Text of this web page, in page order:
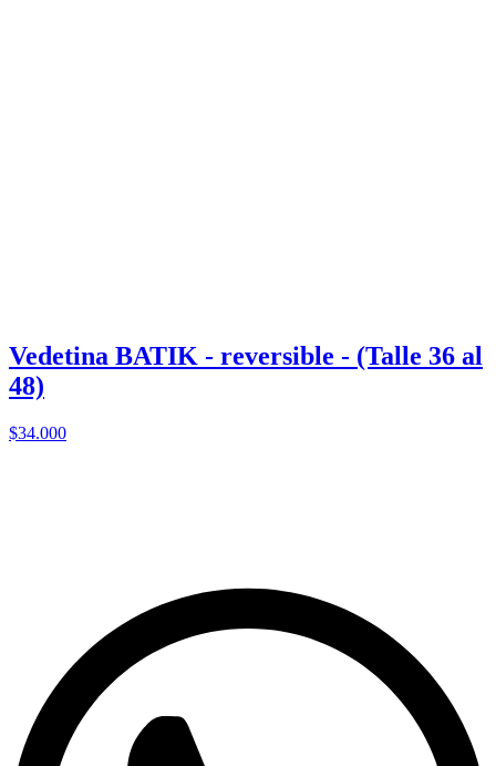
Vedetina BATIK - reversible - (Talle 36 al
48)
$34.000